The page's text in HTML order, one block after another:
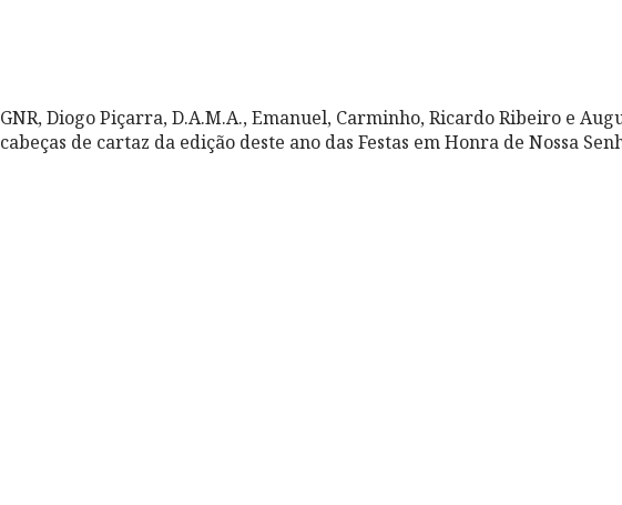
GNR, Diogo Piçarra, D.A.M.A., Emanuel, Carminho, Ricardo Ribeiro e
cabeças de cartaz da edição deste ano das Festas em Honra de Nossa